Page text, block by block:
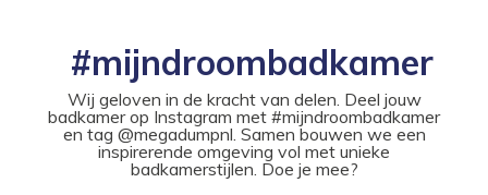
#mijndroombadkamer
Wij geloven in de kracht van delen. Deel jouw
badkamer op Instagram met #mijndroombadkamer
en tag @megadumpnl. Samen bouwen we een
inspirerende omgeving vol met unieke
badkamerstijlen. Doe je mee?